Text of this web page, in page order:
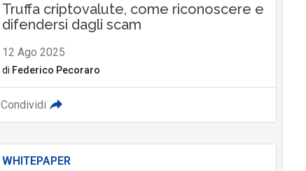
Truffa criptovalute, come riconoscere e
difendersi dagli scam
12 Ago 2025
di Federico Pecoraro
Condividi
WHITEPAPER